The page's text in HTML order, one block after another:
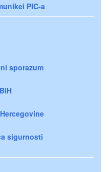
PIC-a
sporazum
sigurnosti